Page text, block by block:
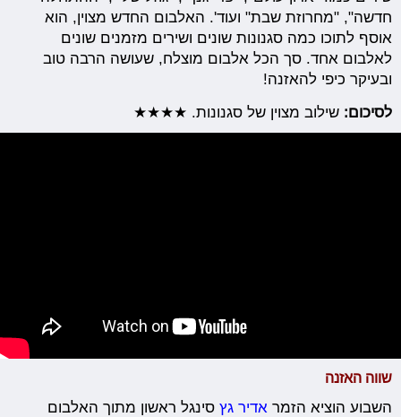
חדשה", "מחרוזת שבת" ועוד'. האלבום החדש מצוין, הוא
אוסף לתוכו כמה סגנונות שונים ושירים מזמנים שונים
לאלבום אחד. סך הכל אלבום מוצלח, שעושה הרבה טוב
ובעיקר כיפי להאזנה!
לסיכום: שילוב מצוין של סגנונות. ★★★★
שווה האזנה
השבוע הוציא הזמר אדיר גץ סינגל ראשון מתוך האלבום